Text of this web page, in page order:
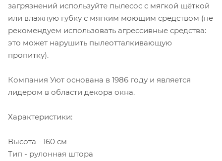
загрязнений используйте пылесос с мягкой щёткой
или влажную губку с мягким моющим средством (не
рекомендуем использовать агрессивные средства:
это может нарушить пылеотталкивающую
пропитку).
Компания Уют основана в 1986 году и является
лидером в области декора окна.
Характеристики:
Высота - 160 см
Тип - рулонная штора